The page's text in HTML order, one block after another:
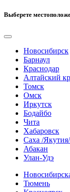
Выберете
Новосибирск
Барнаул
Краснодар
Алтайский
Томск
Омск
Иркутск
Бодайбо
Чита
Хабаровск
Саха /
Абакан
Улан-Удэ
Тюмень